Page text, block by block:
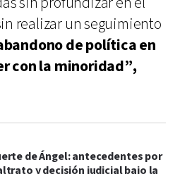
realizar un seguimiento
de política en
con la minoridad”,
de Ángel: antecedentes por